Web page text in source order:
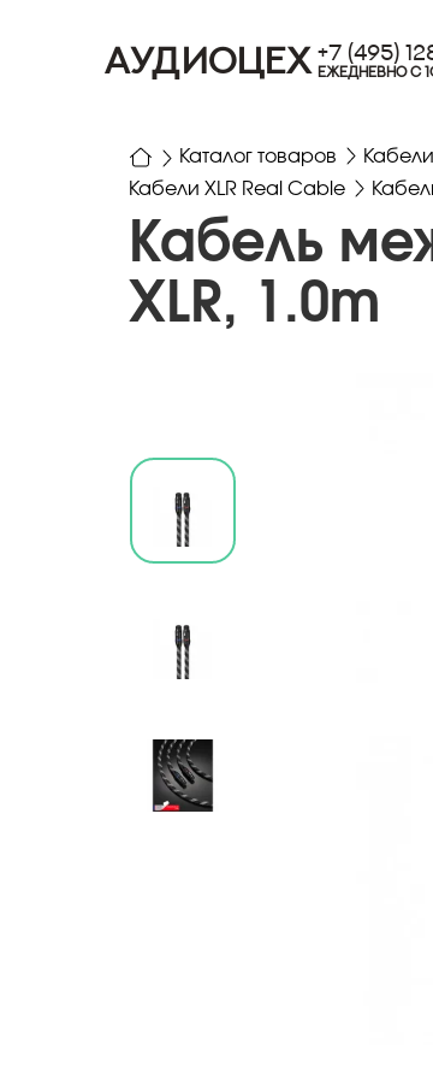
АУДИОЦЕХ +7 (495)
ЕЖЕДНЕВНО С
Каталог товаров
Кабели XLR Real Cable
Кабель
XLR, 1.0m